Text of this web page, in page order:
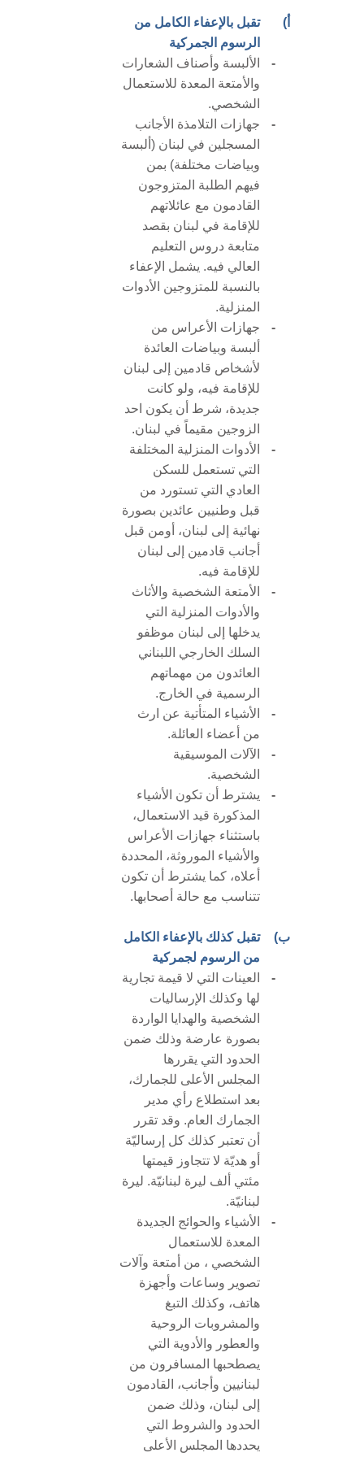
أ)
تقبل بالإعفاء الكامل من
الرسوم الجمركية
-
الألبسة وأصناف الشعارات
والأمتعة المعدة للاستعمال
الشخصي.
-
جهازات التلامذة الأجانب
المسجلين في لبنان (ألبسة
وبياضات مختلفة) بمن
فيهم الطلبة المتزوجون
القادمون مع عائلاتهم
للإقامة في لبنان بقصد
متابعة دروس التعليم
العالي فيه. يشمل الإعفاء
بالنسبة للمتزوجين الأدوات
المنزلية.
-
جهازات الأعراس من
ألبسة وبياضات العائدة
لأشخاص قادمين إلى لبنان
للإقامة فيه، ولو كانت
جديدة، شرط أن يكون احد
الزوجين مقيماً في لبنان.
-
الأدوات المنزلية المختلفة
التي تستعمل للسكن
العادي التي تستورد من
قبل وطنيين عائدين بصورة
نهائية إلى لبنان، أومن قبل
أجانب قادمين إلى لبنان
للإقامة فيه.
-
الأمتعة الشخصية والأثاث
والأدوات المنزلية التي
يدخلها إلى لبنان موظفو
السلك الخارجي اللبناني
العائدون من مهماتهم
الرسمية في الخارج.
-
الأشياء المتأتية عن ارث
من أعضاء العائلة.
-
الآلات الموسيقية
الشخصية.
-
يشترط أن تكون الأشياء
المذكورة قيد الاستعمال،
باستثناء جهازات الأعراس
والأشياء الموروثة، المحددة
أعلاه، كما يشترط أن تكون
تتناسب مع حالة أصحابها.
ب)
تقبل كذلك بالإعفاء الكامل
من الرسوم لجمركية
-
العينات التي لا قيمة تجارية
لها وكذلك الإرساليات
الشخصية والهدايا الواردة
بصورة عارضة وذلك ضمن
الحدود التي يقررها
المجلس الأعلى للجمارك،
بعد استطلاع رأي مدير
الجمارك العام. وقد تقرر
أن تعتبر كذلك كل إرساليّة
أو هديّة لا تتجاوز قيمتها
مئتي ألف ليرة لبنانيّة. ليرة
لبنانيّة.
-
الأشياء والحوائج الجديدة
المعدة للاستعمال
الشخصي ، من أمتعة وآلات
تصوير وساعات وأجهزة
هاتف، وكذلك التبغ
والمشروبات الروحية
والعطور والأدوية التي
يصطحبها المسافرون من
لبنانيين وأجانب، القادمون
إلى لبنان، وذلك ضمن
الحدود والشروط التي
يحددها المجلس الأعلى